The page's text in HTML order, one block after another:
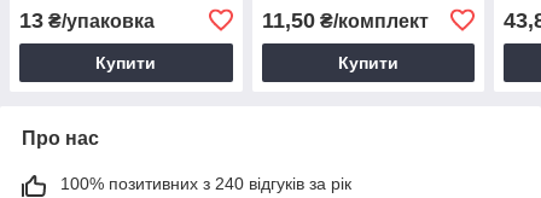
культурах 10 мл
13 ₴/упаковка
Купити
11,50₴/комплект
Купити
Про нас
100% позитивних з 240 відгуків за рік